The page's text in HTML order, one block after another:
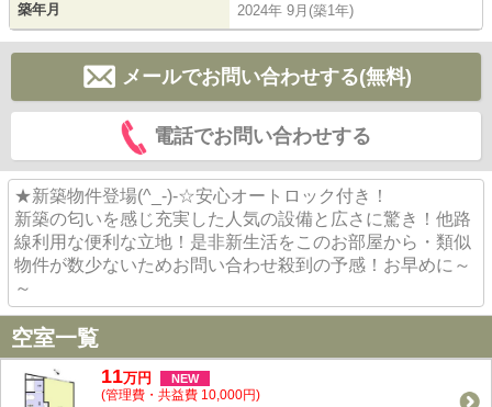
築年月 2024年 9月(築1年)
メールでお問い合わせする(無料)
電話でお問い合わせする
★新築物件登場(^_-)-☆安心オートロック付き！
新築の匂いを感じ充実した人気の設備と広さに驚き！他路
線利用な便利な立地！是非新生活をこのお部屋から・類似
物件が数少ないためお問い合わせ殺到の予感！お早めに～
～
空室一覧
11万円 NEW
(管理費・共益費 10,000円)